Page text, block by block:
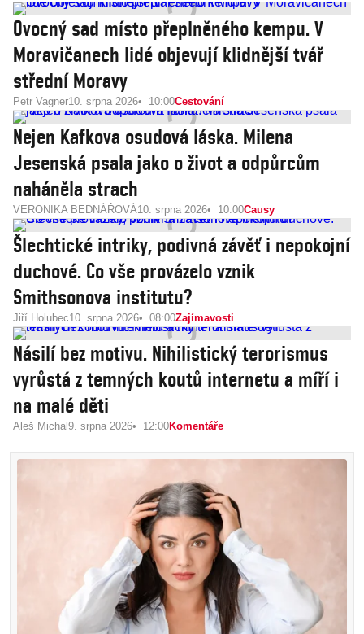
Ovocný sad místo přeplněného kempu. V
Moravičanech lidé objevují klidnější tvář
střední Moravy
Petr Vagner10. srpna 2026 10:00Cestování
Nejen Kafkova osudová láska. Milena
Jesenská psala jako o život a odpůrcům
naháněla strach
VERONIKA BEDNÁŘOVÁ10. srpna 2026 10:00Causy
Šlechtické intriky, podivná závěť i nepokojní
duchové. Co vše provázelo vznik
Smithsonova institutu?
Jiří Holubec10. srpna 2026 08:00Zajímavosti
Násilí bez motivu. Nihilistický terorismus
vyrůstá z temných koutů internetu a míří i
na malé děti
Aleš Michal 9. srpna 2026 12:00Komentáře